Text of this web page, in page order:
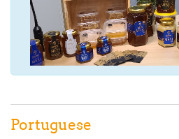
Portuguese